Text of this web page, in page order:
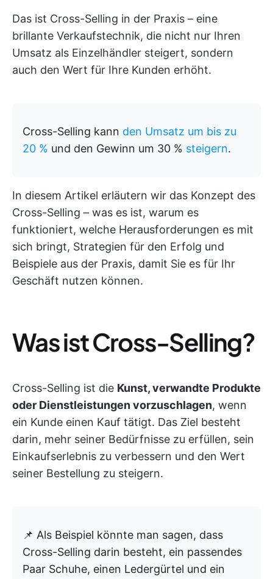
Das ist Cross-Selling in der Praxis – eine
brillante Verkaufstechnik, die nicht nur Ihren
Umsatz als Einzelhändler steigert, sondern
auch den Wert für Ihre Kunden erhöht.
Cross-Selling kann den Umsatz um bis zu
20 % und den Gewinn um 30 % steigern.
In diesem Artikel erläutern wir das Konzept des
Cross-Selling – was es ist, warum es
funktioniert, welche Herausforderungen es mit
sich bringt, Strategien für den Erfolg und
Beispiele aus der Praxis, damit Sie es für Ihr
Geschäft nutzen können.
Was ist Cross-Selling?
Cross-Selling ist die Kunst, verwandte Produkte
oder Dienstleistungen vorzuschlagen, wenn
ein Kunde einen Kauf tätigt. Das Ziel besteht
darin, mehr seiner Bedürfnisse zu erfüllen, sein
Einkaufserlebnis zu verbessern und den Wert
seiner Bestellung zu steigern.
📌 Als Beispiel könnte man sagen, dass
Cross-Selling darin besteht, ein passendes
Paar Schuhe, einen Ledergürtel und ein